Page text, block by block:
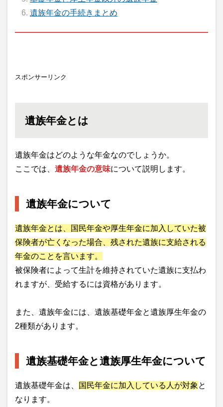
遺族年金の手続きまとめ
スポンサーリンク
遺族年金とは
遺族年金はどのような年金なのでしょうか。
ここでは、 遺族年金の意味について説明します。
遺族年金について
遺族年金とは、国民年金や厚生年金に加入していた被
保険者が亡くなった場合、残された遺族に支給される
年金のことを言います。
被保険者によって生計を維持されていた遺族に支払わ
れますが、受給するには資格があります。
また、遺族年金には、遺族基礎年金と遺族厚生年金の
2種類があります。
遺族基礎年金と遺族厚生年金について
遺族基礎年金は、 国民年金に加入している人が対象 と
なります。